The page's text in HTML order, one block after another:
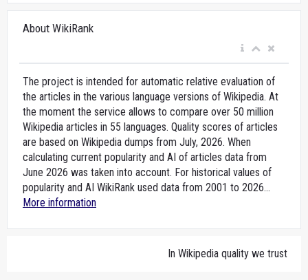
About WikiRank
The project is intended for automatic relative evaluation of
the articles in the various language versions of Wikipedia. At
the moment the service allows to compare over 50 million
Wikipedia articles in 55 languages. Quality scores of articles
are based on Wikipedia dumps from July, 2026. When
calculating current popularity and AI of articles data from
June 2026 was taken into account. For historical values of
popularity and AI WikiRank used data from 2001 to 2026...
More information
In Wikipedia quality we trust